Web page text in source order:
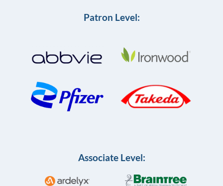
Patron Level:
Associate Level: